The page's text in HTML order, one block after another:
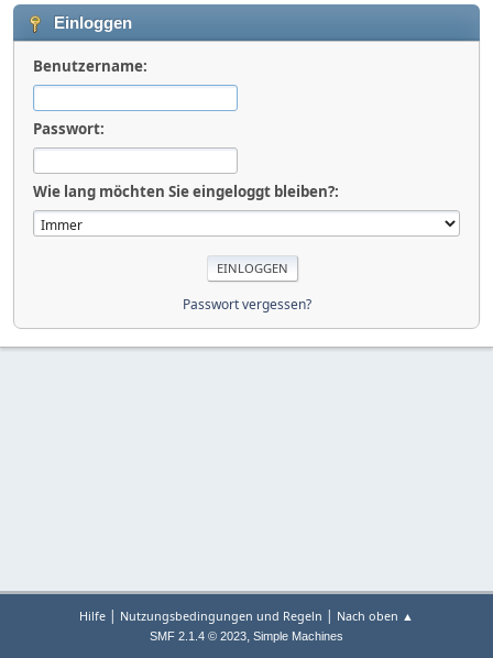
Einloggen
Benutzername:
Passwort:
Wie lang möchten Sie eingeloggt bleiben?:
Passwort vergessen?
Hilfe | Nutzungsbedingungen und Regeln | Nach oben ▲
SMF 2.1.4 © 2023, Simple Machines